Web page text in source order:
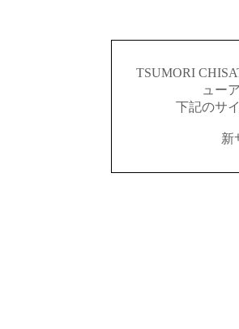
TSUMORI
ュー
下記のサ
新